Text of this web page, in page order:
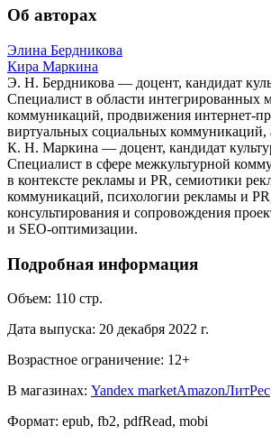
Об авторах
Элина Бердникова
Кира Маркина
Э. Н. Бердникова — доцент, кандидат
Специалист в области интегрированных
коммуникаций, продвижения интернет-
виртуальных социальных коммуникаций,
К. Н. Маркина — доцент, кандидат
Специалист в сфере межкультурной
в контексте рекламы и PR, семиотики
коммуникаций, психологии рекламы и
консультирования и сопровождения
и SEO-оптимизации.
Подробная информация
Объем: 110 стр.
Дата выпуска: 20 декабря 2022 г.
Возрастное ограничение: 12+
В магазинах: Yandex marketAmazonЛитРес
Формат: epub, fb2, pdfRead, mobi